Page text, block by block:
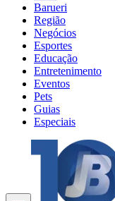
Barueri
Região
Negócios
Esportes
Educação
Entretenimento
Eventos
Pets
Guias
Especiais
Explore Tudo
Últimas Notícias
Previsão do Tempo
Trânsito e Rotas